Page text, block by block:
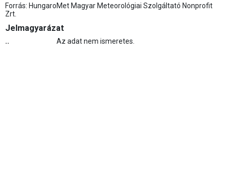
Forrás: HungaroMet Magyar Meteorológiai Szolgáltató Nonprofit
Zrt.
Jelmagyarázat
.. Az adat nem ismeretes.